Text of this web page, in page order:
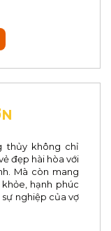
thủy không chỉ
đẹp hài hòa với
Mà còn mang
hạnh phúc
nghiệp của vợ